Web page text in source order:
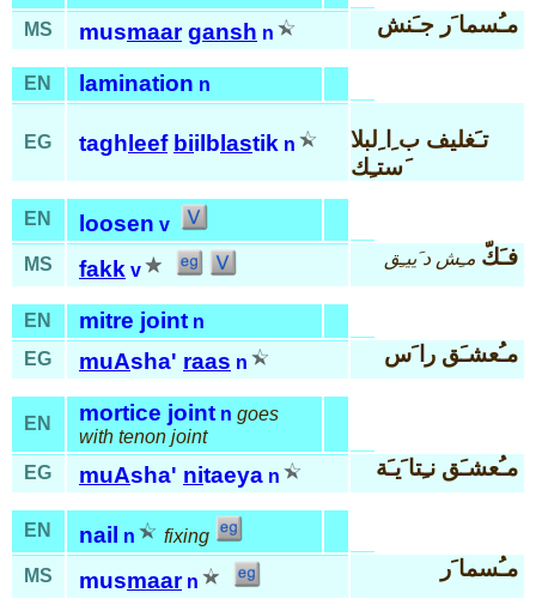
MS
musmaar gansh n مـُسما َر جـَنش
EN lamination n
EG tagh leef biilb lastik n
تـَغليف ب ِا ِلبلا
َستـِك
EN loosen v
MS
fakk v
فـَكّ مـِش د َييـِق
EN mitre joint n
EG
muAsha' raas n مـُعشـَق را َس
EN mortice joint n goes
with tenon joint
EG
muAsha' nitaeya n مـُعشـَق نـِتا َيـَة
EN nail n
fixing
MS
musmaar n
مـُسما َر